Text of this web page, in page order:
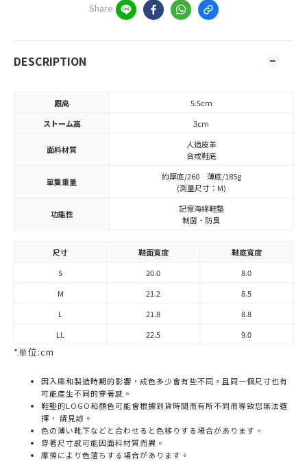
Share
DESCRIPTION
跟高
5.5cm
ストーム高
3cm
面料材質
人造皮革
合成鞋底
單隻重量
約厚底/260 薄底/185g
(測量尺寸：M)
功能性
記憶海綿鞋墊
制菌・防臭
尺寸 鞋面寬度
鞋底寬度
S
20.0
8.0
M
21.2
8.5
L
21.8
8.8
LL
22.5 9.0
*単位:cm
因入庫和製造時期的影響，成色多少會有些不同。且同一個尺寸也有
可能產生不同的穿著感。
鞋墊的LOGO和顏色可能會根據到貨時間而有所不同而導致您無法選
擇， 請見諒。
色の薄い靴下などと合わせると色移りする場合があります。
穿著尺寸感可能因面料材質而異。
摩擦により色落ちする場合があります。